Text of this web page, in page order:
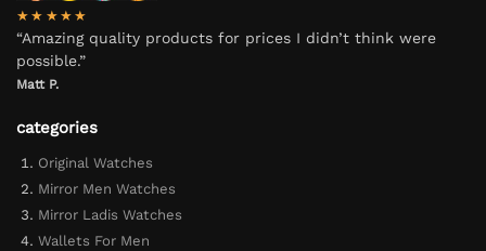
★★★★★
“Amazing quality products for prices I didn’t think were
possible.”
Matt P.
categories
Original Watches
Mirror Men Watches
Mirror Ladis Watches
Wallets For Men